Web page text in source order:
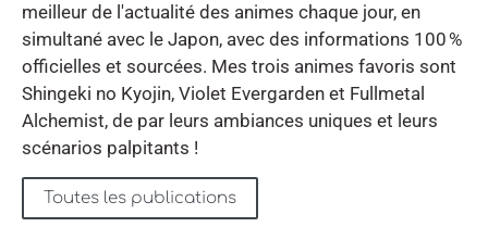
meilleur de l'actualité des animes chaque jour, en
simultané avec le Japon, avec des informations 100 %
officielles et sourcées. Mes trois animes favoris sont
Shingeki no Kyojin, Violet Evergarden et Fullmetal
Alchemist, de par leurs ambiances uniques et leurs
scénarios palpitants !
Toutes les publications